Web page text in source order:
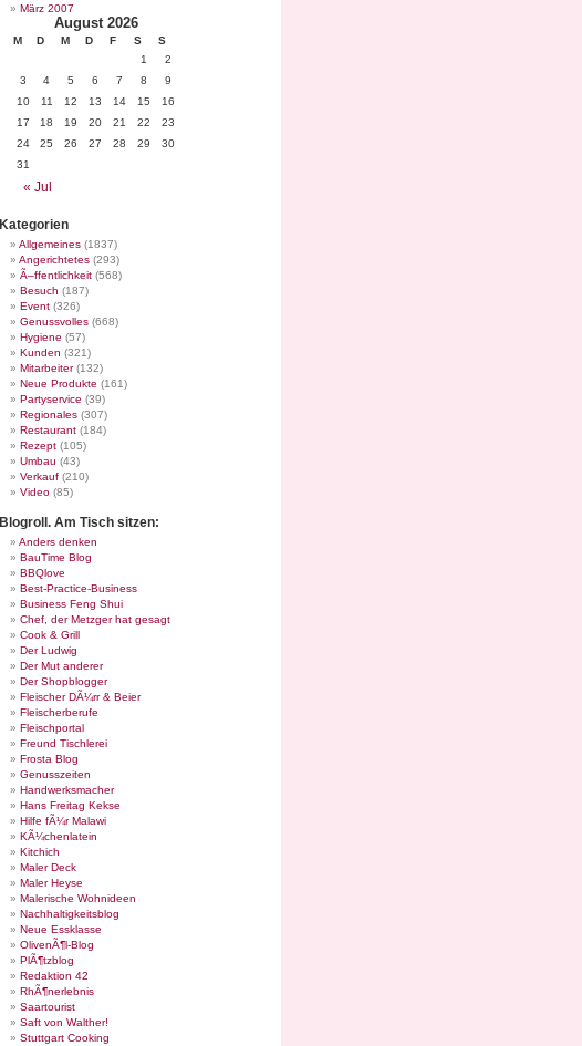
März 2007
August 2026
M D M D F S S
« Jul
1
2
3
4 5 6 7 8
9
10
11 12 13 14 15
16
17
18 19 20 21 22
23
24
25 26 27 28 29
30
31
Kategorien
Allgemeines (1837)
Angerichtetes (293)
Ã–ffentlichkeit (568)
Besuch (187)
Event (326)
Genussvolles (668)
Hygiene (57)
Kunden (321)
Mitarbeiter(132)
Neue Produkte (161)
Partyservice (39)
Regionales (307)
Restaurant (184)
Rezept (105)
Umbau (43)
Verkauf (210)
Video (85)
Blogroll. Am Tisch sitzen:
Anders denken
BauTime Blog
BBQlove
Best-Practice-Business
Business Feng Shui
Chef, der Metzger hat gesagt
Cook & Grill
Der Ludwig
Der Mut anderer
Der Shopblogger
Fleischer DÃ¼rr & Beier
Fleischerberufe
Fleischportal
Freund Tischlerei
Frosta Blog
Genusszeiten
Handwerksmacher
Hans Freitag Kekse
Hilfe fÃ¼r Malawi
KÃ¼chenlatein
Kitchich
Maler Deck
Maler Heyse
Malerische Wohnideen
Nachhaltigkeitsblog
Neue Essklasse
OlivenÃ¶l-Blog
PlÃ¶tzblog
Redaktion 42
RhÃ¶nerlebnis
Saartourist
Saft von Walther!
Stuttgart Cooking